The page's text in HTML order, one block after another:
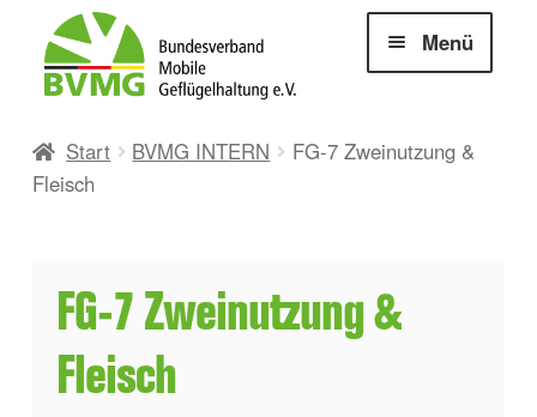
Zur
Navigation
springen
Zum
Inhalt
springen
Menü
Mein Mobil-Ei
öffnen
Unsere Mitarbeiterinnen
Mein Mobil-Fleisch
Start BVMG INTERN
FG-7 Zweinutzung &
Fleisch
FG-7 Zweinutzung &
Fleisch